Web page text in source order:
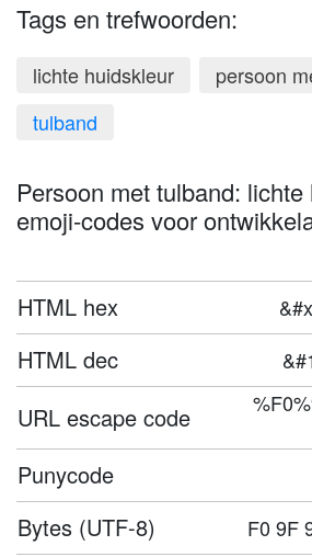
Tags en trefwoorden:
lichte huidskleur
persoon
tulband
Persoon met tulband:
emoji-codes voor
HTML hex
HTML dec
URL escape code
Punycode
Bytes (UTF-8) F0 9F